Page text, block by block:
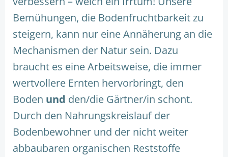
Bemühungen, die Bodenfruchtbarkeit zu
steigern, kann nur eine Annäherung an die
Mechanismen der Natur sein. Dazu
braucht es eine Arbeitsweise, die immer
wertvollere Ernten hervorbringt, den
Boden und den/die Gärtner/in schont.
Durch den Nahrungskreislauf der
Bodenbewohner und der nicht weiter
abbaubaren organischen Reststoffe